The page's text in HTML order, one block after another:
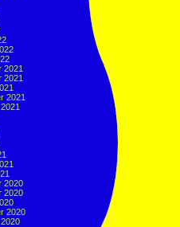
2021
2021
2021
2020
2020
2020